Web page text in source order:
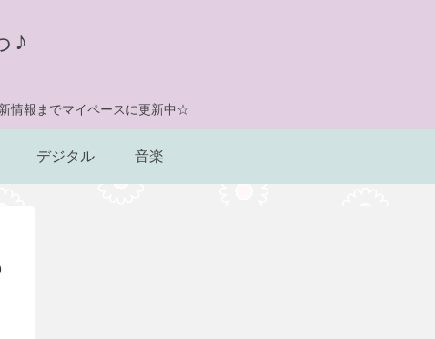
♪
情報までマイペースに更新中☆
デジタル 音楽